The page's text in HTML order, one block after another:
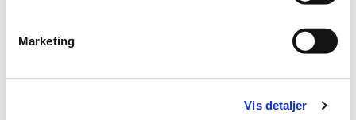
Marketing
Vis detaljer